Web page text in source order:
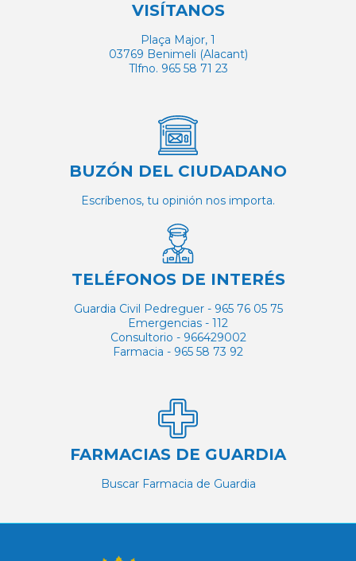
VISÍTANOS
Plaça Major, 1
03769 Benimeli (Alacant)
Tlfno. 965 58 71 23
BUZÓN DEL CIUDADANO
Escríbenos, tu opinión nos importa.
TELÉFONOS DE INTERÉS
Guardia Civil Pedreguer - 965 76 05 75
Emergencias - 112
Consultorio - 966429002
Farmacia - 965 58 73 92
FARMACIAS DE GUARDIA
Buscar Farmacia de Guardia